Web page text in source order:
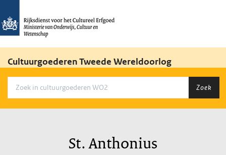
Cultuurgoederen Tweede Wereldoorlog
Zoek
St. Anthonius